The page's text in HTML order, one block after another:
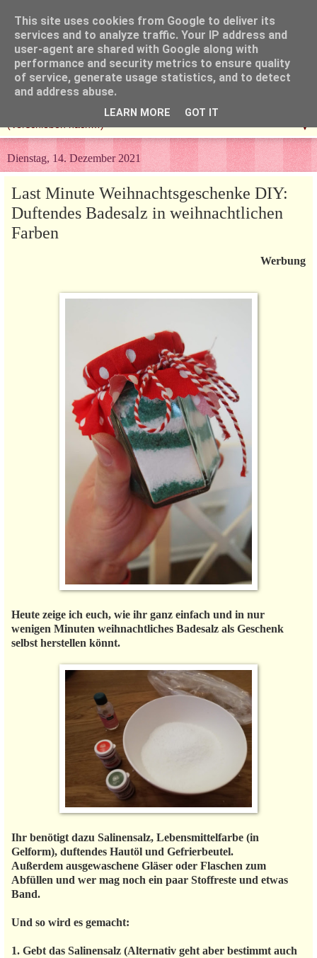
▼
Dienstag, 14. Dezember 2021
Last Minute Weihnachtsgeschenke DIY:
Duftendes Badesalz in weihnachtlichen
Farben
Werbung
Heute zeige ich euch, wie ihr ganz einfach und in nur
wenigen Minuten weihnachtliches Badesalz als Geschenk
selbst herstellen könnt.
Ihr benötigt dazu Salinensalz, Lebensmittelfarbe (in
Gelform), duftendes Hautöl und Gefrierbeutel.
Außerdem ausgewaschene Gläser oder Flaschen zum
Abfüllen und wer mag noch ein paar Stoffreste und etwas
Band.
Und so wird es gemacht:
1. Gebt das Salinensalz (Alternativ geht aber bestimmt auch
This site uses cookies from Google to deliver its
services and to analyze traffic. Your IP address and
user-agent are shared with Google along with
performance and security metrics to ensure quality
of service, generate usage statistics, and to detect
and address abuse.
LEARN MORE GOT IT